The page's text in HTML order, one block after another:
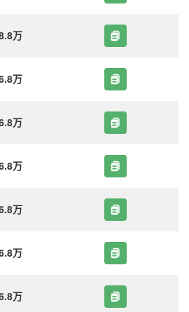
万
万
万
万
万
万
万